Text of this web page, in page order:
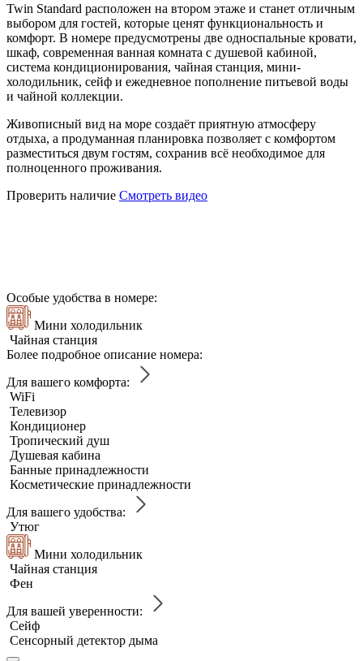
Twin Standard расположен на втором этаже и станет отличным
выбором для гостей, которые ценят функциональность и
комфорт. В номере предусмотрены две односпальные кровати,
шкаф, современная ванная комната с душевой кабиной,
система кондиционирования, чайная станция, мини-
холодильник, сейф и ежедневное пополнение питьевой воды
и чайной коллекции.
Живописный вид на море создаёт приятную атмосферу
отдыха, а продуманная планировка позволяет с комфортом
разместиться двум гостям, сохранив всё необходимое для
полноценного проживания.
Проверить наличие Смотреть видео
Особые удобства в номере:
Мини холодильник
Чайная станция
Более подробное описание номера:
Для вашего комфорта:
WiFi
Телевизор
Кондиционер
Тропический душ
Душевая кабина
Банные принадлежности
Косметические принадлежности
Для вашего удобства:
Утюг
Мини холодильник
Чайная станция
Фен
Для вашей уверенности:
Сейф
Сенсорный детектор дыма